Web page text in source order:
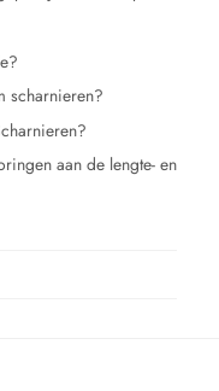
scharnieren?
aan de lengte- en